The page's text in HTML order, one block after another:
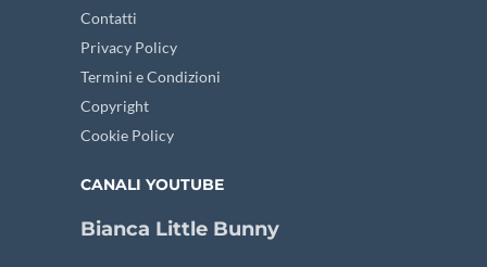
Contatti
Privacy Policy
Termini e Condizioni
Copyright
Cookie Policy
CANALI YOUTUBE
Bianca Little Bunny